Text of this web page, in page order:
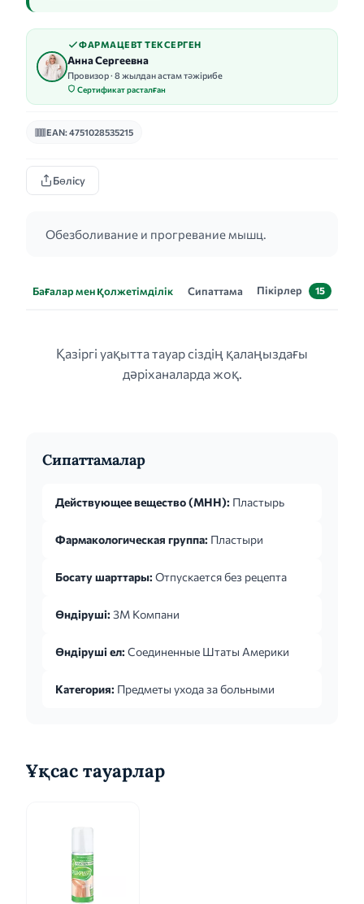
ФАРМАЦЕВТ ТЕКСЕРГЕН
Анна Сергеевна
Провизор · 8 жылдан астам тәжірибе
Сертификат расталған
EAN: 4751028535215
Бөлісу
Обезболивание и прогревание мышц.
Бағалар мен қолжетімділік Сипаттама Пікірлер 15
Қазіргі уақытта тауар сіздің қалаңыздағы
дәріханаларда жоқ.
Сипаттамалар
Действующее вещество (МНН): Пластырь
Фармакологическая группа: Пластыри
Босату шарттары: Отпускается без рецепта
Өндіруші: 3М Компани
Өндіруші ел: Соединенные Штаты Америки
Категория: Предметы ухода за больными
Ұқсас тауарлар